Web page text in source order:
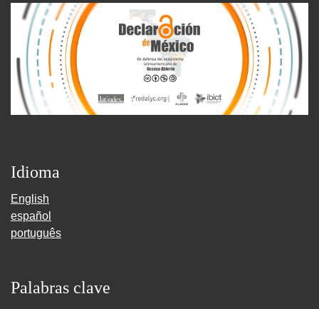
Idioma
English
español
português
Palabras clave